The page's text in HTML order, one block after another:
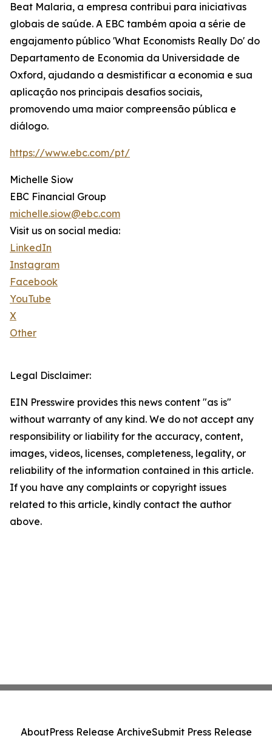
Beat Malaria, a empresa contribui para iniciativas
globais de saúde. A EBC também apoia a série de
engajamento público 'What Economists Really Do' do
Departamento de Economia da Universidade de
Oxford, ajudando a desmistificar a economia e sua
aplicação nos principais desafios sociais,
promovendo uma maior compreensão pública e
diálogo.
https://www.ebc.com/pt/
Michelle Siow
EBC Financial Group
michelle.siow@ebc.com
Visit us on social media:
LinkedIn
Instagram
Facebook
YouTube
X
Other
Legal Disclaimer:
EIN Presswire provides this news content "as is"
without warranty of any kind. We do not accept any
responsibility or liability for the accuracy, content,
images, videos, licenses, completeness, legality, or
reliability of the information contained in this article.
If you have any complaints or copyright issues
related to this article, kindly contact the author
above.
AboutPress Release ArchiveSubmit Press Release